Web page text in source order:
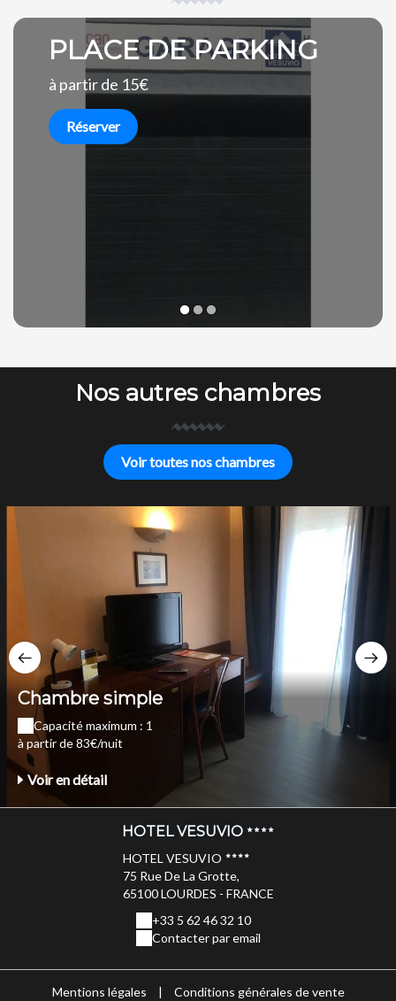
PLACE DE PARKING
à partir de 15€
Réserver
Nos autres chambres
Voir toutes nos chambres
Chambre simple
Capacité maximum : 1
à partir de 83€/nuit
Voir en détail
HOTEL VESUVIO
HOTEL VESUVIO
75 Rue De La Grotte,
65100 LOURDES - FRANCE
+33 5 62 46 32 10
Contacter par email
Mentions légales | Conditions générales de vente